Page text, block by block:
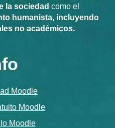
la sociedad como el
humanista, incluyendo
no académicos.
Moodle
Moodle
Moodle